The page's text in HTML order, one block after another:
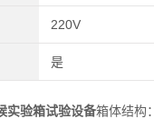
220V
是
实验箱​试验设备箱体结构：